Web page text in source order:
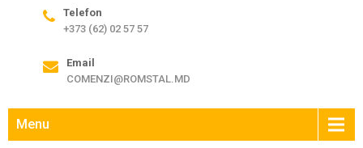
Telefon
+373 (62) 02 57 57
Email
COMENZI@ROMSTAL.MD
Menu